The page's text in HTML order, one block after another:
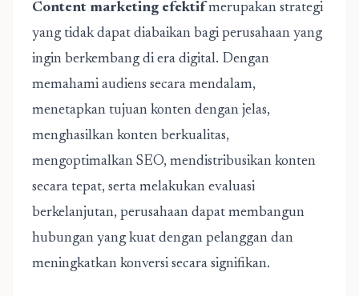
Content marketing efektif merupakan strategi
yang tidak dapat diabaikan bagi perusahaan yang
ingin berkembang di era digital. Dengan
memahami audiens secara mendalam,
menetapkan tujuan konten dengan jelas,
menghasilkan konten berkualitas,
mengoptimalkan SEO, mendistribusikan konten
secara tepat, serta melakukan evaluasi
berkelanjutan, perusahaan dapat membangun
hubungan yang kuat dengan pelanggan dan
meningkatkan konversi secara signifikan.